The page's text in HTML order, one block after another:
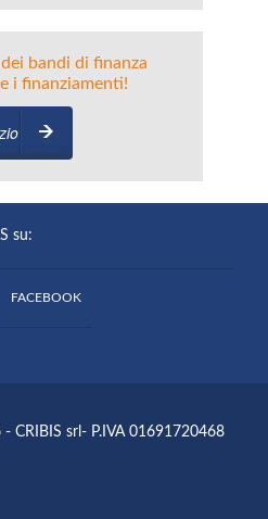
bandi di finanza
i finanziamenti!
su:
FACEBOOK
CRIBIS srl- P.IVA 01691720468